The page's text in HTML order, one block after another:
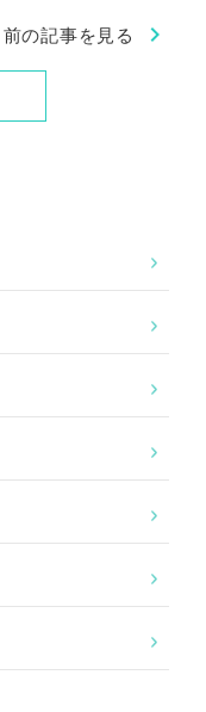
前の記事を見る chevron_right